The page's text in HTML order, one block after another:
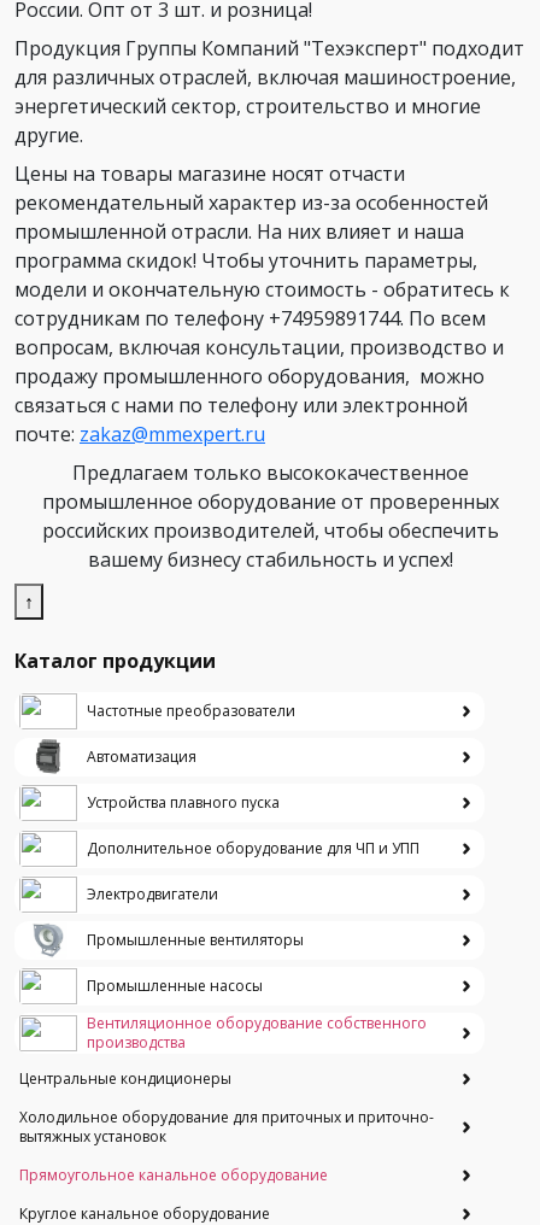
России. Опт от 3 шт. и розница!
Продукция Группы Компаний "Техэксперт" подходит
для различных отраслей, включая машиностроение,
энергетический сектор, строительство и многие
другие.
Цены на товары магазине носят отчасти
рекомендательный характер из-за особенностей
промышленной отрасли. На них влияет и наша
программа скидок! Чтобы уточнить параметры,
модели и окончательную стоимость - обратитесь к
сотрудникам по телефону +74959891744. По всем
вопросам, включая консультации, производство и
продажу промышленного оборудования, можно
связаться с нами по телефону или электронной
почте: zakaz@mmexpert.ru
Предлагаем только высококачественное
промышленное оборудование от проверенных
российских производителей, чтобы обеспечить
вашему бизнесу стабильность и успех!
↑
Каталог продукции
Частотные преобразователи
Автоматизация
Устройства плавного пуска
Дополнительное оборудование для ЧП и УПП
Электродвигатели
Промышленные вентиляторы
Промышленные насосы
Вентиляционное оборудование собственного
производства
Центральные кондиционеры
Холодильное оборудование для приточных и приточно-
вытяжных установок
Прямоугольное канальное оборудование
Круглое канальное оборудование